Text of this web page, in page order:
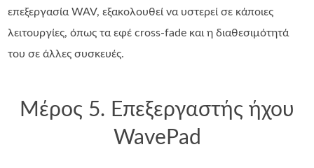
επεξεργασία WAV, εξακολουθεί να υστερεί σε κάποιες
λειτουργίες, όπως τα εφέ cross‑fade και η διαθεσιμότητά
του σε άλλες συσκευές.
Μέρος 5. Επεξεργαστής ήχου
WavePad